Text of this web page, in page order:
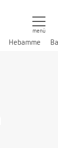
Hebamme
menü